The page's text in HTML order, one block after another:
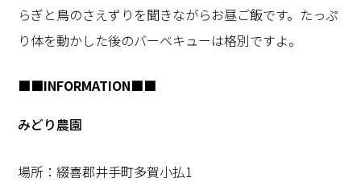
らぎと鳥のさえずりを聞きながらお昼ご飯です。たっぷ
り体を動かした後のバーベキューは格別ですよ。
■■INFORMATION■■
みどり農園
場所：綴喜郡井手町多賀小払1